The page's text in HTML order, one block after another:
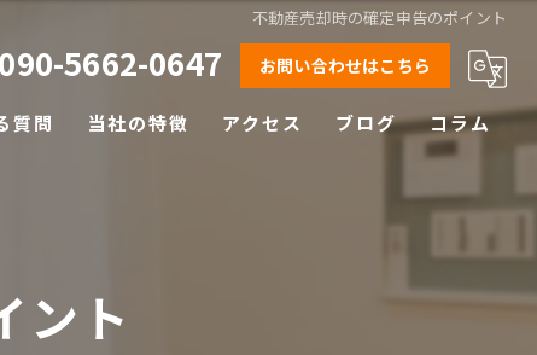
不動産売却時の確定申告のポイント
090-5662-0647 お問い合わせはこちら
質問 当社の特徴
空き家
アクセス ブログ コラム
ント